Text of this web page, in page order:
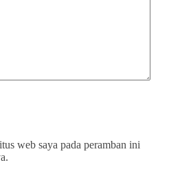
web saya pada peramban ini